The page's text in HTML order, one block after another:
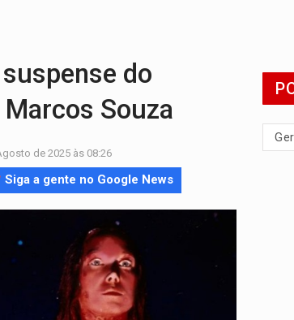
do
Souza
de 2025 às 08:26
Siga a gente no Google News